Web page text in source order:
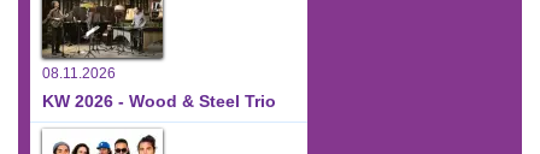
08.11.2026
KW 2026 - Wood & Steel Trio